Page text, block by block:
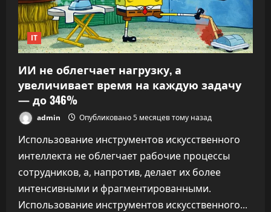
IT
ИИ не облегчает нагрузку, а
увеличивает время на каждую задачу
— до 346%
admin Опубликовано 5 месяцев тому назад
Использование инструментов искусственного
интеллекта не облегчает рабочие процессы
сотрудников, а, напротив, делает их более
интенсивными и фрагментированными.
Использование инструментов искусственного...